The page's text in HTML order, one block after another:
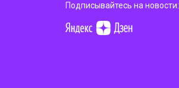
Подписывайтесь на новости: